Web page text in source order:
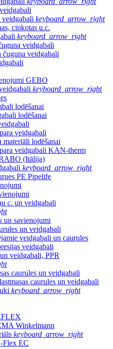
veidgabali keyboard_arrow_right
cinkotas u.c.
keyboard_arrow_right
veidgabali
čuguna veidgabali
GEBO
keyboard_arrow_right
lodēšanai
lodēšanai
veidgabali
materiāli lodēšanai
veidgabali KAN-therm
(Itālija)
keyboard_arrow_right
PE Pipelife
c. un veidgabali
un savienojumi
un veidgabali
veidgabali un caurules
veidgabali
veidgabali, PPR
caurules un veidgabali
caurules un veidgabali
keyboard_arrow_right
Winkelmann
keyboard_arrow_right
Flex EC